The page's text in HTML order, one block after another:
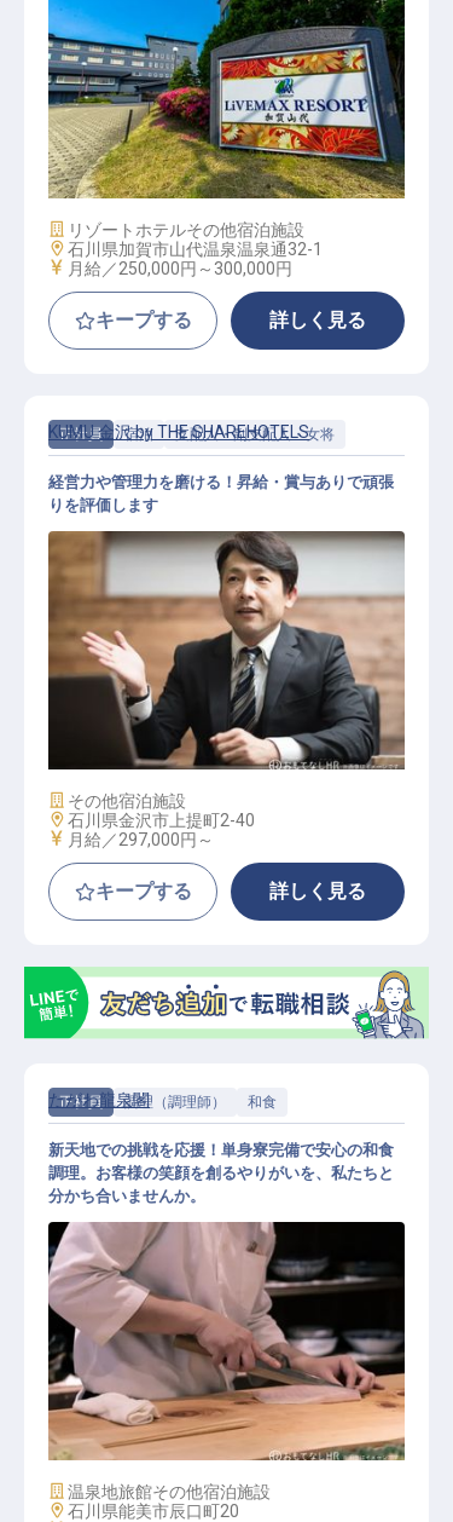
和食調理スタッフ｜月給27万円～30
万円／寮費2万円控除／加賀温泉郷
施設業態
リゾートホテルその他宿泊施設
勤務地
石川県加賀市山代温泉温泉通32-1
給与
月給／250,000円～ 300,000円
キープする 詳しく見る
正社員 宿泊 支配人・副支配人・女将
ホテルスタッフ（支配人クラス）
KUMU 金沢 by THE SHAREHOTELS
経営力や管理力を磨ける！昇給・賞与ありで頑張
りを評価します
施設業態
その他宿泊施設
勤務地
石川県金沢市上提町2-40
給与
月給／297,000円～
キープする 詳しく見る
正社員 調理（調理師） 和食
和食調理
たがわ龍泉閣
新天地での挑戦を応援！単身寮完備で安心の和食
調理。お客様の笑顔を創るやりがいを、私たちと
分かち合いませんか。
施設業態
温泉地旅館その他宿泊施設
勤務地
石川県能美市辰口町20